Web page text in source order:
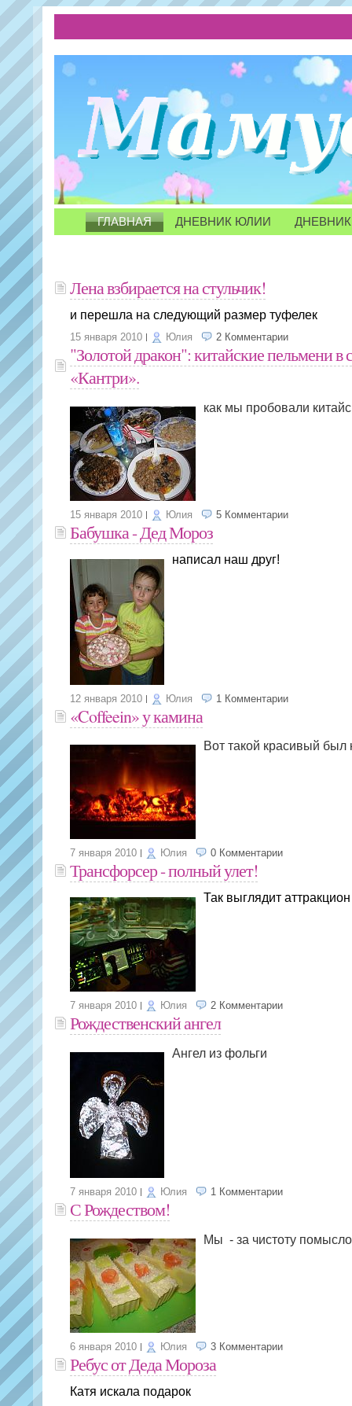
ГЛАВНАЯ ДНЕВНИК ЮЛИИ
Лена взбирается на стульчик!
и перешла на следующий размер туфелек
15 января 2010 Юлия 2 Комментарии
"Золотой дракон": китайские пельмени в
«Кантри».
как мы пробовали
15 января 2010 Юлия 5 Комментарии
Бабушка - Дед Мороз
написал наш друг!
12 января 2010 Юлия 1 Комментарии
«Coffeein» у камина
Вот такой красивый был
7 января 2010 Юлия 0 Комментарии
Трансфорсер - полный улет!
Так выглядит
7 января 2010 Юлия 2 Комментарии
Рождественский ангел
Ангел из фольги
7 января 2010 Юлия 1 Комментарии
С Рождеством!
Мы - за чистоту
6 января 2010 Юлия 3 Комментарии
Ребус от Деда Мороза
Катя искала подарок